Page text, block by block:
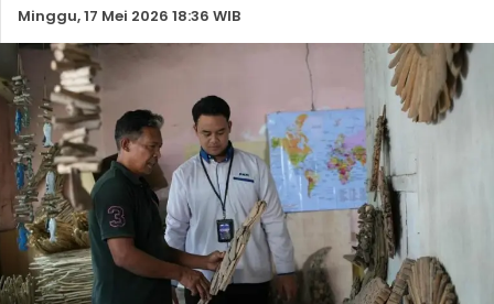
Minggu, 17 Mei 2026 18:36 WIB